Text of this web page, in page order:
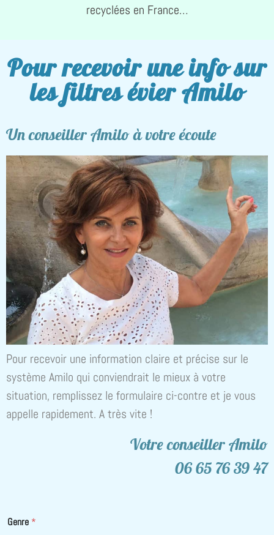
recyclées en France…
Pour recevoir une info sur
les filtres évier Amilo
Un conseiller Amilo à votre écoute
Pour recevoir une information claire et précise sur le
système Amilo qui conviendrait le mieux à votre
situation, remplissez le formulaire ci-contre et je vous
appelle rapidement. A très vite !
Votre conseiller Amilo
06 65 76 39 47
Genre *